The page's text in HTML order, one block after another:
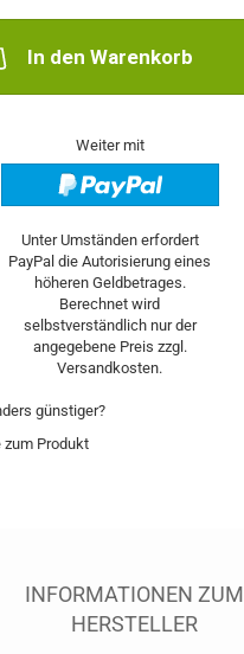
In den Warenkorb
Weiter mit
günstiger?
zum Produkt
INFORMATIONEN ZUM
HERSTELLER